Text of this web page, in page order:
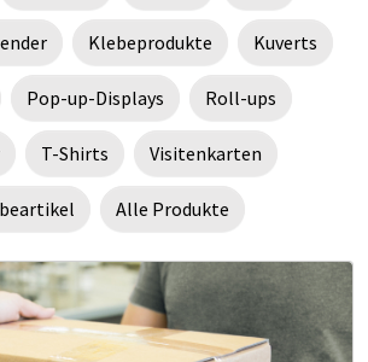
Klebeprodukte Kuverts
Pop-up-Displays Roll-ups
T-Shirts Visitenkarten
Alle Produkte